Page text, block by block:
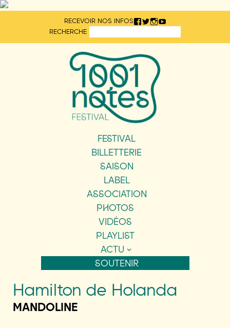
RECEVOIR NOS INFOS
RECHERCHE
FESTIVAL
BILLETTERIE
SAISON
LABEL
ASSOCIATION
PHOTOS
VIDÉOS
PLAYLIST
ACTU
SOUTENIR
Hamilton de Holanda
MANDOLINE